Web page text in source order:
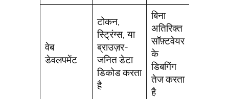
वेब
डेवलपमेंट
टोकन,
स्ट्रिंग्स, या
ब्राउज़र-
जनित डेटा
डिकोड करता
है
बिना
अतिरिक्त
सॉफ़्टवेयर
के
डिबगिंग
तेज करता
है